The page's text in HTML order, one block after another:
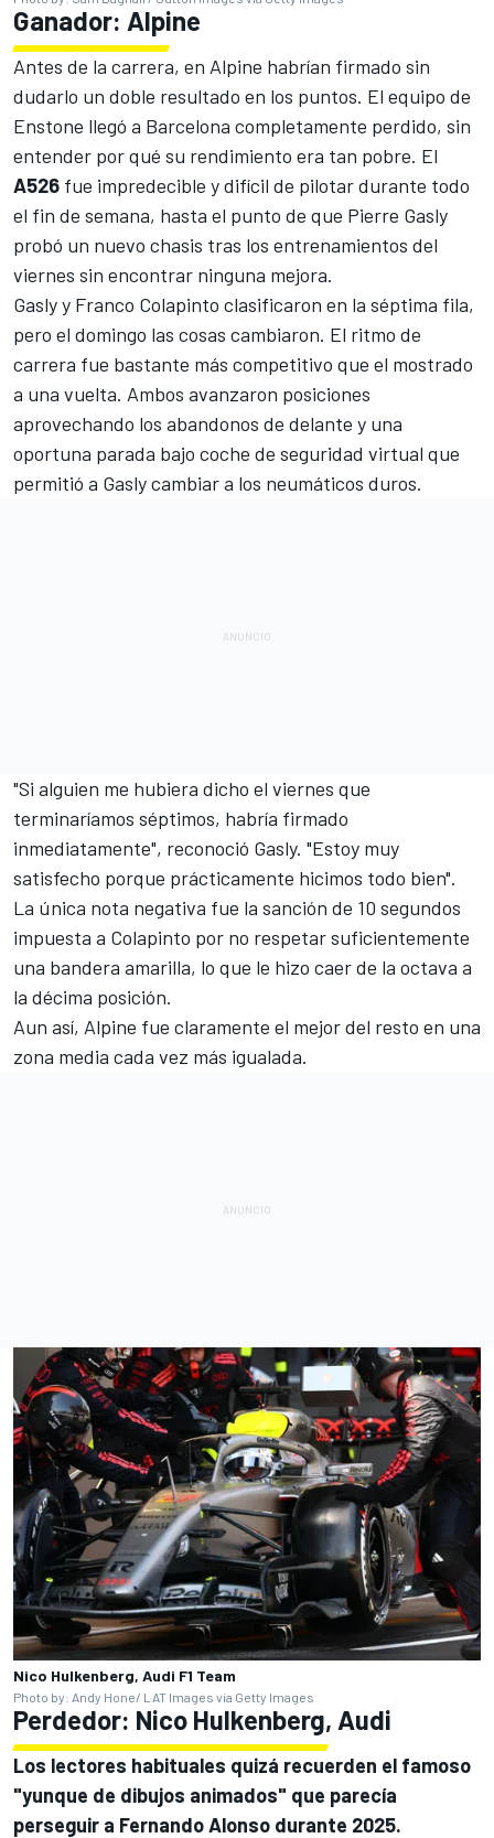
Ganador: Alpine
Antes de la carrera, en Alpine habrían firmado sin
dudarlo un doble resultado en los puntos. El equipo de
Enstone llegó a Barcelona completamente perdido, sin
entender por qué su rendimiento era tan pobre. El
A526 fue impredecible y difícil de pilotar durante todo
el fin de semana, hasta el punto de que Pierre Gasly
probó un nuevo chasis tras los entrenamientos del
viernes sin encontrar ninguna mejora.
Gasly y Franco Colapinto clasificaron en la séptima fila,
pero el domingo las cosas cambiaron. El ritmo de
carrera fue bastante más competitivo que el mostrado
a una vuelta. Ambos avanzaron posiciones
aprovechando los abandonos de delante y una
oportuna parada bajo coche de seguridad virtual que
permitió a Gasly cambiar a los neumáticos duros.
"Si alguien me hubiera dicho el viernes que
terminaríamos séptimos, habría firmado
inmediatamente", reconoció Gasly. "Estoy muy
satisfecho porque prácticamente hicimos todo bien".
La única nota negativa fue la sanción de 10 segundos
impuesta a Colapinto por no respetar suficientemente
una bandera amarilla, lo que le hizo caer de la octava a
la décima posición.
Aun así, Alpine fue claramente el mejor del resto en una
zona media cada vez más igualada.
Nico Hulkenberg, Audi F1 Team
Photo by: Andy Hone/ LAT Images via Getty Images
Perdedor: Nico Hulkenberg, Audi
Los lectores habituales quizá recuerden el famoso
"yunque de dibujos animados" que parecía
perseguir a Fernando Alonso durante 2025.